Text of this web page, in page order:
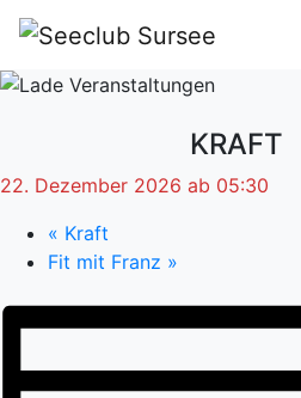
KRAFT
22. Dezember 2026 ab 05:30
« Kraft
Fit mit Franz »